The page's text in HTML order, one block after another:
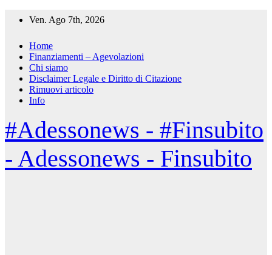
Ven. Ago 7th, 2026
Home
Finanziamenti – Agevolazioni
Chi siamo
Disclaimer Legale e Diritto di Citazione
Rimuovi articolo
Info
#Adessonews - #Finsubito
- Adessonews - Finsubito